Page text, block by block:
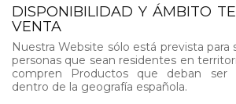
DISPONIBILIDAD Y ÁMBITO
VENTA
Nuestra Website sólo está prevista para
personas que sean residentes en
compren Productos que deban ser
dentro de la geografía española.